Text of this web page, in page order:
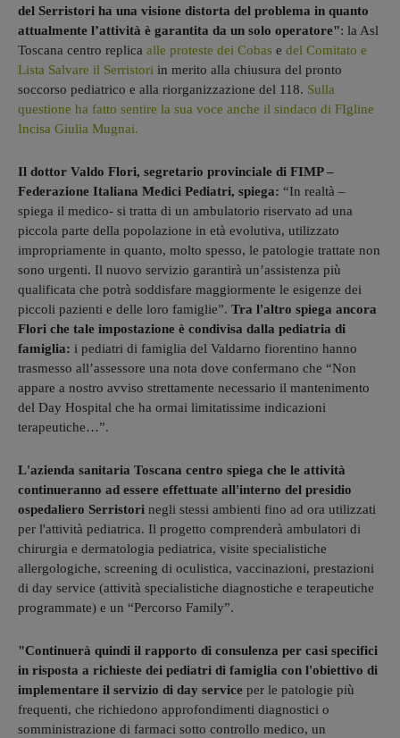
del Serristori ha una visione distorta del problema in quanto
attualmente l’attività è garantita da un solo operatore": la Asl
Toscana centro replica alle proteste dei Cobas e del Comitato e
Lista Salvare il Serristori in merito alla chiusura del pronto
soccorso pediatrico e alla riorganizzazione del 118. Sulla
questione ha fatto sentire la sua voce anche il sindaco di FIgline
Incisa Giulia Mugnai.
Il dottor Valdo Flori, segretario provinciale di FIMP –
Federazione Italiana Medici Pediatri, spiega: “In realtà –
spiega il medico- si tratta di un ambulatorio riservato ad una
piccola parte della popolazione in età evolutiva, utilizzato
impropriamente in quanto, molto spesso, le patologie trattate non
sono urgenti. Il nuovo servizio garantirà un’assistenza più
qualificata che potrà soddisfare maggiormente le esigenze dei
piccoli pazienti e delle loro famiglie”. Tra l'altro spiega ancora
Flori che tale impostazione è condivisa dalla pediatria di
famiglia: i pediatri di famiglia del Valdarno fiorentino hanno
trasmesso all’assessore una nota dove confermano che “Non
appare a nostro avviso strettamente necessario il mantenimento
del Day Hospital che ha ormai limitatissime indicazioni
terapeutiche…”.
L'azienda sanitaria Toscana centro spiega che le attività
continueranno ad essere effettuate all'interno del presidio
ospedaliero Serristori negli stessi ambienti fino ad ora utilizzati
per l'attività pediatrica. Il progetto comprenderà ambulatori di
chirurgia e dermatologia pediatrica, visite specialistiche
allergologiche, screening di oculistica, vaccinazioni, prestazioni
di day service (attività specialistiche diagnostiche e terapeutiche
programmate) e un “Percorso Family”.
"Continuerà quindi il rapporto di consulenza per casi specifici
in risposta a richieste dei pediatri di famiglia con l'obiettivo di
implementare il servizio di day service per le patologie più
frequenti, che richiedono approfondimenti diagnostici o
somministrazione di farmaci sotto controllo medico, un